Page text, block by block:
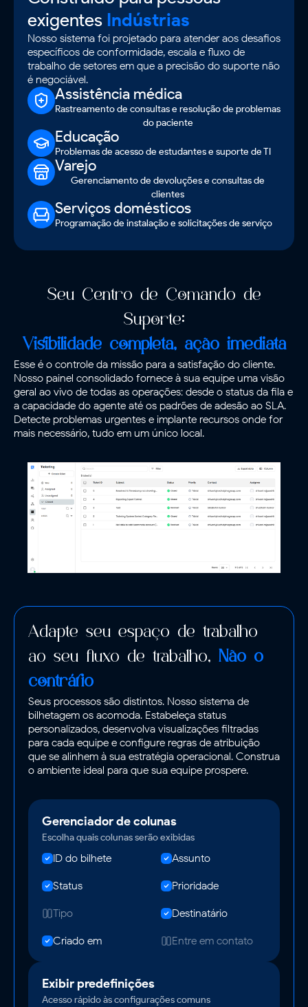
exigentes Indústrias
Nosso sistema foi projetado para atender aos desafios
específicos de conformidade, escala e fluxo de
trabalho de setores em que a precisão do suporte não
é negociável.
Assistência médica
Rastreamento de consultas e resolução de problemas
do paciente
Educação
Problemas de acesso de estudantes e suporte de TI
Varejo
Gerenciamento de devoluções e consultas de
clientes
Serviços domésticos
Programação de instalação e solicitações de serviço
Seu Centro de Comando de
Suporte:
Visibilidade completa, ação imediata
Esse é o controle da missão para a satisfação do cliente.
Nosso painel consolidado fornece à sua equipe uma visão
geral ao vivo de todas as operações: desde o status da fila e
a capacidade do agente até os padrões de adesão ao SLA.
Detecte problemas urgentes e implante recursos onde for
mais necessário, tudo em um único local.
Adapte seu espaço de trabalho
ao seu fluxo de trabalho, Não o
contrário
Seus processos são distintos. Nosso sistema de
bilhetagem os acomoda. Estabeleça status
personalizados, desenvolva visualizações filtradas
para cada equipe e configure regras de atribuição
que se alinhem à sua estratégia operacional. Construa
o ambiente ideal para que sua equipe prospere.
Gerenciador de colunas
Escolha quais colunas serão exibidas
ID do bilhete Assunto
Status Prioridade
Tipo Destinatário
Criado em Entre em contato
Exibir predefinições
Acesso rápido às configurações comuns